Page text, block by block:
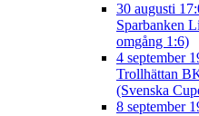
30 augusti
Sparbanken
omgång 1:6)
4 september
Trollhättan
(Svenska
8 september